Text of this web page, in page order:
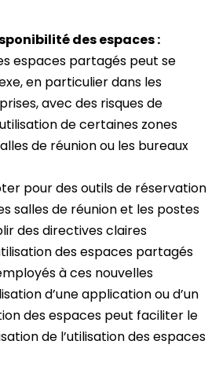
des espaces :
espaces partagés peut se
en particulier dans les
avec des risques de
de certaines zones
de réunion ou les bureaux
pour des outils de réservation
salles de réunion et les postes
des directives claires
des espaces partagés
à ces nouvelles
d’une application ou d’un
des espaces peut faciliter le
de l’utilisation des espaces